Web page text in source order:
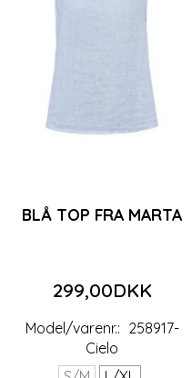
BLÅ TOP FRA MARTA
299,00DKK
Model/varenr.: 258917-
Cielo